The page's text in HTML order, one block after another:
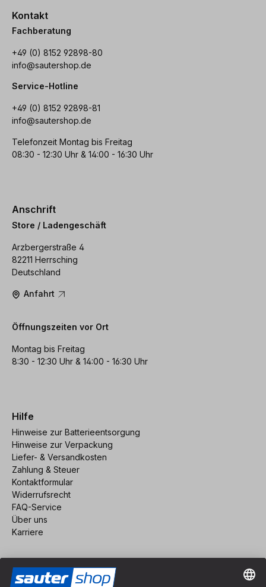
Kontakt
Fachberatung
+49 (0) 8152 92898-80
info@sautershop.de
Service-Hotline
+49 (0) 8152 92898-81
info@sautershop.de
Telefonzeit Montag bis Freitag
08:30 - 12:30 Uhr & 14:00 - 16:30 Uhr
Anschrift
Store / Ladengeschäft
Arzbergerstraße 4
82211 Herrsching
Deutschland
Anfahrt
Öffnungszeiten vor Ort
Montag bis Freitag
8:30 - 12:30 Uhr & 14:00 - 16:30 Uhr
Hilfe
Hinweise zur Batterieentsorgung
Hinweise zur Verpackung
Liefer- & Versandkosten
Zahlung & Steuer
Kontaktformular
Widerrufsrecht
FAQ-Service
Über uns
Karriere